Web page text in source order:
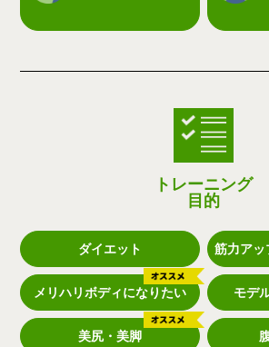
トレーニング
目的
ダイエット 筋力アッ
メリハリボディになりたい モデ
美尻・美脚